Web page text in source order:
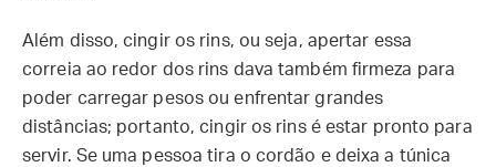
Além disso, cingir os rins, ou seja, apertar essa
correia ao redor dos rins dava também firmeza para
poder carregar pesos ou enfrentar grandes
distâncias; portanto, cingir os rins é estar pronto para
servir. Se uma pessoa tira o cordão e deixa a túnica